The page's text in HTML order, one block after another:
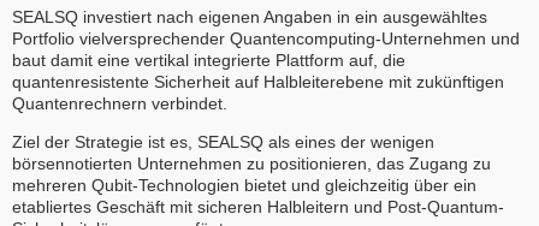
SEALSQ investiert nach eigenen Angaben in ein ausgewähltes
Portfolio vielversprechender Quantencomputing-Unternehmen und
baut damit eine vertikal integrierte Plattform auf, die
quantenresistente Sicherheit auf Halbleiterebene mit zukünftigen
Quantenrechnern verbindet.
Ziel der Strategie ist es, SEALSQ als eines der wenigen
börsennotierten Unternehmen zu positionieren, das Zugang zu
mehreren Qubit-Technologien bietet und gleichzeitig über ein
etabliertes Geschäft mit sicheren Halbleitern und Post-Quantum-